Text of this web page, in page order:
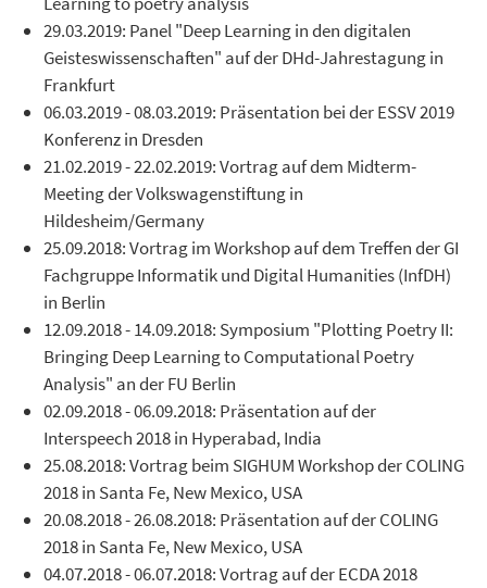
29.03.2019: Panel "Deep Learning in den digitalen
Geisteswissenschaften" auf der DHd-Jahrestagung in
Frankfurt
06.03.2019 - 08.03.2019: Präsentation bei der ESSV 2019
Konferenz in Dresden
21.02.2019 - 22.02.2019: Vortrag auf dem Midterm-
Meeting der Volkswagenstiftung in
Hildesheim/Germany
25.09.2018: Vortrag im Workshop auf dem Treffen der GI
Fachgruppe Informatik und Digital Humanities (InfDH)
in Berlin
12.09.2018 - 14.09.2018: Symposium "Plotting Poetry II:
Bringing Deep Learning to Computational Poetry
Analysis" an der FU Berlin
02.09.2018 - 06.09.2018: Präsentation auf der
Interspeech 2018 in Hyperabad, India
25.08.2018: Vortrag beim SIGHUM Workshop der COLING
2018 in Santa Fe, New Mexico, USA
20.08.2018 - 26.08.2018: Präsentation auf der COLING
2018 in Santa Fe, New Mexico, USA
04.07.2018 - 06.07.2018: Vortrag auf der ECDA 2018